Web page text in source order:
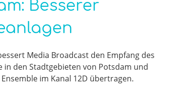
Besserer
Media Broadcast den Empfang des
den Stadtgebieten von Potsdam und
im Kanal 12D übertragen.